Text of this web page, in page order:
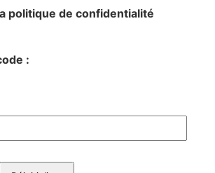
politique de confidentialité
: